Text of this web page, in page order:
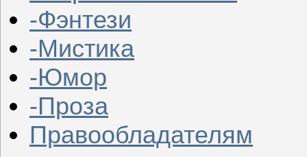
-Фэнтези
-Мистика
-Юмор
-Проза
Правообладателям